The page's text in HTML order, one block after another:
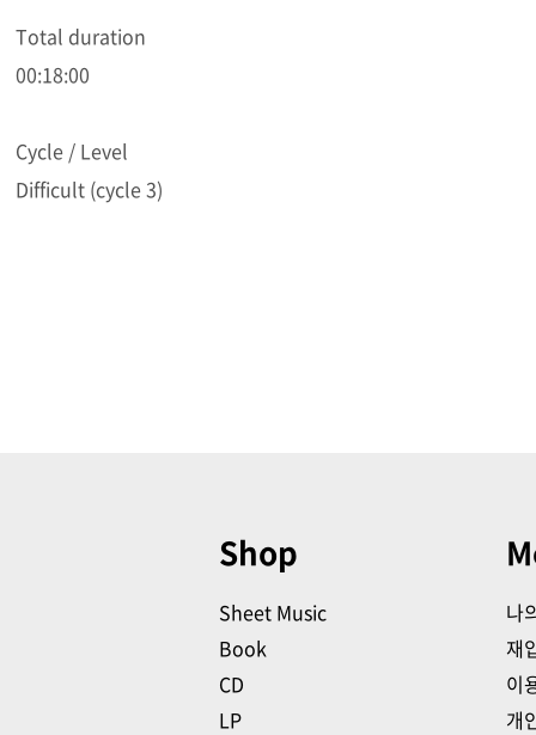
Total duration
00:18:00
Cycle / Level
Difficult (cycle 3)
Shop
Sheet Music
Book
CD
LP
나
재
이
개